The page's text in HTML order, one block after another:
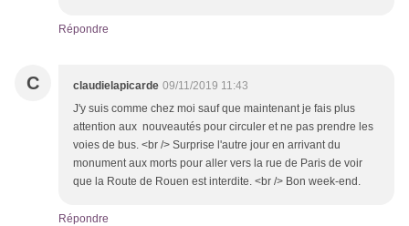
Répondre
C claudielapicarde 09/11/2019 11:43
J'y suis comme chez moi sauf que maintenant je fais plus
attention aux nouveautés pour circuler et ne pas prendre les
voies de bus. <br /> Surprise l'autre jour en arrivant du
monument aux morts pour aller vers la rue de Paris de voir
que la Route de Rouen est interdite. <br /> Bon week-end.
Répondre